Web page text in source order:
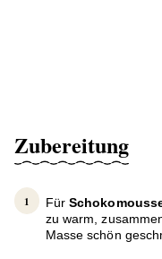
Zubereitung
Für
zu warm,
Masse schön